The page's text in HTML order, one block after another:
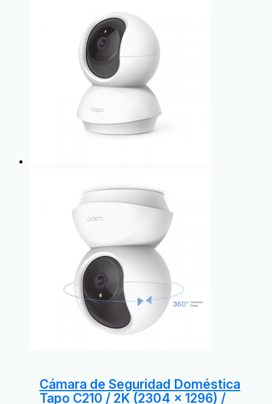
Cámara de Seguridad Doméstica
Tapo C210 / 2K (2304 × 1296) /